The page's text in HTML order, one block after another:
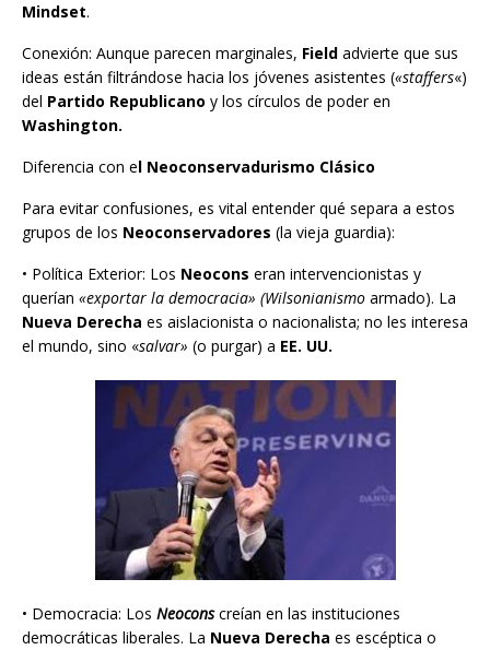
Mindset.
Conexión: Aunque parecen marginales, Field advierte que sus
ideas están filtrándose hacia los jóvenes asistentes («staffers«)
del Partido Republicano y los círculos de poder en
Washington.
Diferencia con el Neoconservadurismo Clásico
Para evitar confusiones, es vital entender qué separa a estos
grupos de los Neoconservadores (la vieja guardia):
• Política Exterior: Los Neocons eran intervencionistas y
querían «exportar la democracia» (Wilsonianismo armado). La
Nueva Derecha es aislacionista o nacionalista; no les interesa
el mundo, sino «salvar» (o purgar) a EE. UU.
• Democracia: Los Neoconscreían en las instituciones
democráticas liberales. La Nueva Derecha es escéptica o